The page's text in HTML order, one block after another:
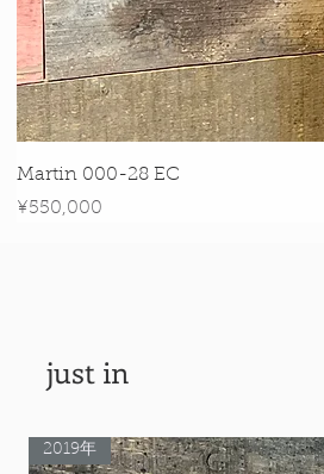
Martin 000-28 EC
Price
¥550,000
just in
2019年